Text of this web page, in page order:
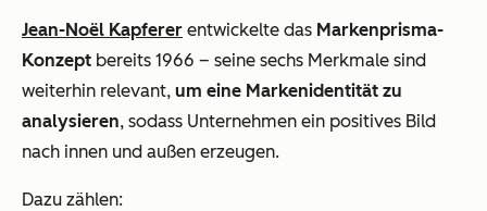
Jean-Noël Kapferer entwickelte das Markenprisma-
Konzept bereits 1966 – seine sechs Merkmale sind
weiterhin relevant, um eine Markenidentität zu
analysieren, sodass Unternehmen ein positives Bild
nach innen und außen erzeugen.
Dazu zählen: